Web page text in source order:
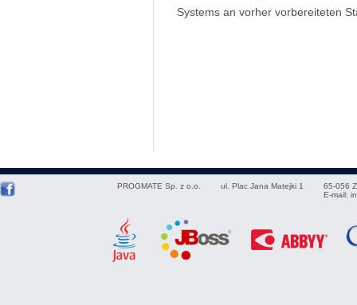
Systems an vorher vorbereiteten
PROGMATE Sp. z o.o. ul. Plac Jana Matejki 1 65-056
E-mail: